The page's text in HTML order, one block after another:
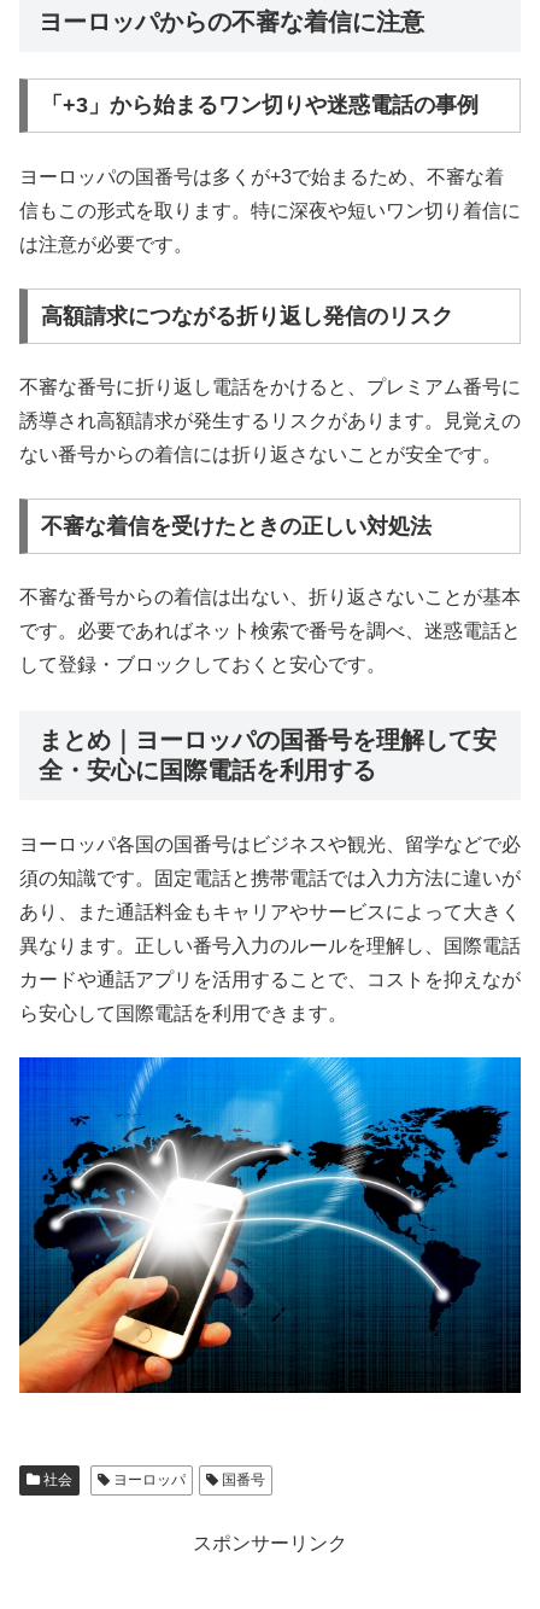
ヨーロッパからの不審な着信に注意
「+3」から始まるワン切りや迷惑電話の事例
ヨーロッパの国番号は多くが+3で始まるため、不審な着
信もこの形式を取ります。特に深夜や短いワン切り着信に
は注意が必要です。
高額請求につながる折り返し発信のリスク
不審な番号に折り返し電話をかけると、プレミアム番号に
誘導され高額請求が発生するリスクがあります。見覚えの
ない番号からの着信には折り返さないことが安全です。
不審な着信を受けたときの正しい対処法
不審な番号からの着信は出ない、折り返さないことが基本
です。必要であればネット検索で番号を調べ、迷惑電話と
して登録・ブロックしておくと安心です。
まとめ｜ヨーロッパの国番号を理解して安
全・安心に国際電話を利用する
ヨーロッパ各国の国番号はビジネスや観光、留学などで必
須の知識です。固定電話と携帯電話では入力方法に違いが
あり、また通話料金もキャリアやサービスによって大きく
異なります。正しい番号入力のルールを理解し、国際電話
カードや通話アプリを活用することで、コストを抑えなが
ら安心して国際電話を利用できます。
社会 ヨーロッパ 国番号
スポンサーリンク